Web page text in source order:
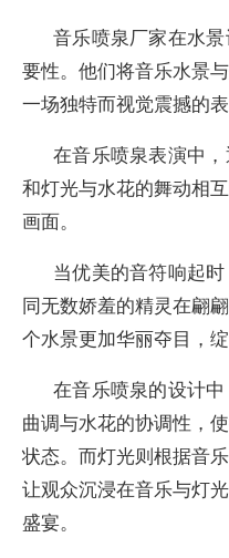
音乐喷泉厂家在水
要性。他们将音乐水景
一场独特而视觉震撼的表
在音乐喷泉表演中
和灯光与水花的舞动相
画面。
当优美的音符响起
同无数娇羞的精灵在翩
个水景更加华丽夺目，
在音乐喷泉的设计
曲调与水花的协调性，
状态。而灯光则根据音
让观众沉浸在音乐与灯
盛宴。